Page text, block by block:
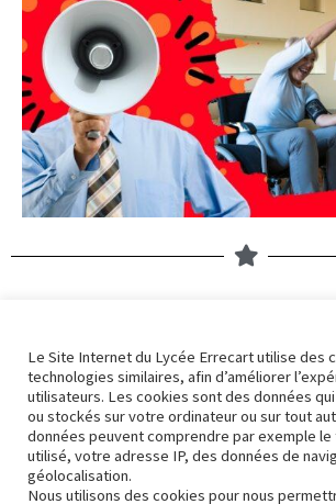
Errek’actu 2324 – 32
5 avril 2024
Le Site Internet du Lycée Errecart utilise des
technologies similaires, afin d’améliorer
utilisateurs. Les cookies sont des données
ou stockés sur votre ordinateur ou sur tout
données peuvent comprendre par exemple
utilisé, votre adresse IP, des données de
géolocalisation.
Nous utilisons des cookies pour nous